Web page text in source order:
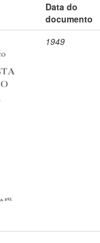
Data do
documento
1949